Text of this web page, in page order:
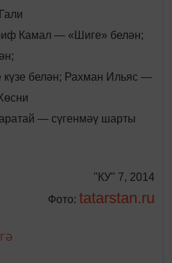
Камал — «Шиге» белән;
белән; Рахман Ильяс —
— сүгенмәү шарты
"КУ" 7, 2014
Фото: tatarstan.ru